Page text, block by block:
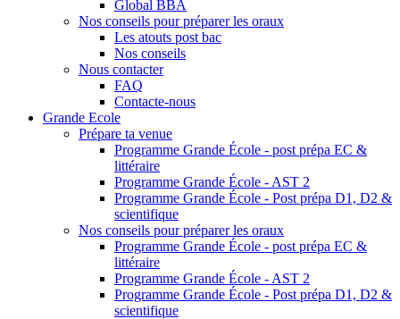
Global BBA
Nos conseils pour préparer les oraux
Les atouts post bac
Nos conseils
Nous contacter
FAQ
Contacte-nous
Grande Ecole
Prépare ta venue
Programme Grande École - post prépa EC &
littéraire
Programme Grande École - AST 2
Programme Grande École - Post prépa D1, D2 &
scientifique
Nos conseils pour préparer les oraux
Programme Grande École - post prépa EC &
littéraire
Programme Grande École - AST 2
Programme Grande École - Post prépa D1, D2 &
scientifique